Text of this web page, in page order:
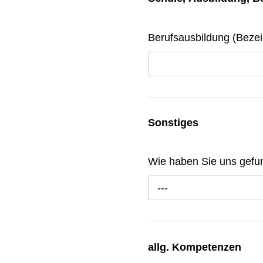
Berufsausbildung
Sonstiges
Wie haben Sie uns
---
allg. Kompetenzen